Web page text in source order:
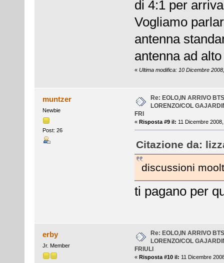
di 4:1 per
Vogliamo
antenna
antenna ad
« Ultima modifica: 10 Dicembre
muntzer
Newbie
Post: 26
Re: EOLO,IN ARRIVO
LORENZO/COL
FRI
« Risposta #9 il: 11 Dicembre
Citazione da:
discussioni
ti pagano per
erby
Jr. Member
Re: EOLO,IN ARRIVO
LORENZO/COL
FRIULI
« Risposta #10 il: 11 Dicembre